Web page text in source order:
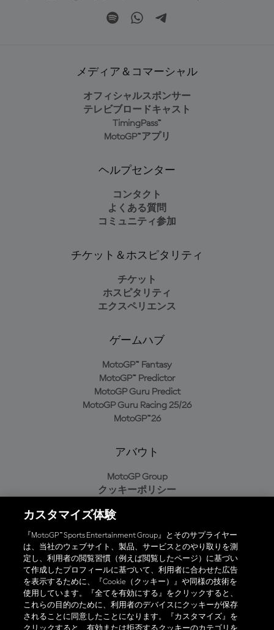
メディア＆コマーシャル
オフィシャルスポンサー
テレビブロードキャスト
TimingPass™
MotoGP™アプリ
ヘルプセンター
コンタクト
よくある質問
コミュニティ参加
チケット＆ホスピタリティ
チケット
ホスピタリティ
エクスペリエンス
ゲームハブ
MotoGP™ Fantasy
MotoGP™ Predictor
MotoGP Guru Predict
MotoGP Guru Racing 25/26
MotoGP™26
アバウト
MotoGP Group
クッキーポリシー
プライバシーポリシー
購入ポリシー
オフィシャルアプリ
カスタマイズ体験
『MotoGP™ Sports Entertainment Group』とそのサプライヤー
は、当社のウェブサイト、製品、サービスとのやり取りを測
定し、利用者の閲覧習慣（例えば閲覧したページ）に基づい
て作成したプロフィールに基づいて、利用者に合わせた広告
を表示するために、『Cookie（クッキー）』や同様の技術を
使用しています。『全てを有効にする』をクリックすると、
これらの目的のために、利用者のデバイスにクッキーが保存
されることに同意したことになります。『カスタマイズ』を